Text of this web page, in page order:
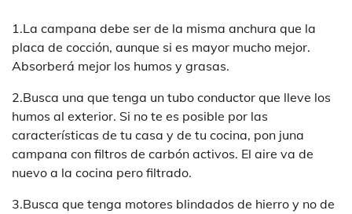
1.La campana debe ser de la misma anchura que la
placa de cocción, aunque si es mayor mucho mejor.
Absorberá mejor los humos y grasas.
2.Busca una que tenga un tubo conductor que lleve los
humos al exterior. Si no te es posible por las
características de tu casa y de tu cocina, pon juna
campana con filtros de carbón activos. El aire va de
nuevo a la cocina pero filtrado.
3.Busca que tenga motores blindados de hierro y no de